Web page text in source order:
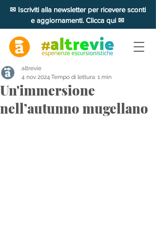
✉ Iscriviti alla newsletter per ricevere sconti
e aggiornamenti. Clicca qui ✉
Un'immersione
nell’autunno mugellano
altrevie
4 nov 2024 Tempo di lettura: 1 min